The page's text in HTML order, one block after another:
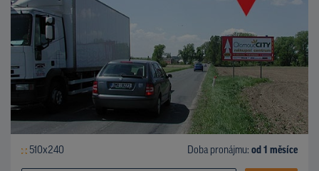
510x240 Doba pronájmu: od 1 měsíce